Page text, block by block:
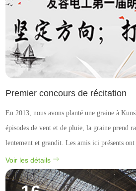
Premier concours de récitation
En 2013, nous avons planté une graine à
épisodes de vent et de pluie, la graine prend
lentement et grandit. Les amis ici présents
métamorphose de cette graine et de la mise en
premier plan quinquennal. Nous sommes
Voir les détails